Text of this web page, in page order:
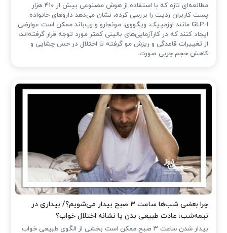
مطالعه‌ای تازه که با استفاده از هوش مصنوعی بیش از ۴۱۰ هزار
پست کاربران ردیت را بررسی کرده، نشان می‌دهد داروهای خانواده
GLP-1 مانند اوزمپیک، ویگووی، مونجارو و زپ‌باند ممکن است عوارضی
ایجاد کنند که در کارآزمایی‌های بالینی کمتر مورد توجه قرار گرفته‌اند؛
از تغییرات قاعدگی و ریزش مو گرفته تا اختلال در حس چشایی و
کاهش حجم چربی صورت.
چرا بعضی شب‌ها ساعت ۳ صبح بیدار می‌شویم؟/ بیداری در
نیمه‌شب؛ عادت طبیعی بدن یا نشانه اختلال خواب؟
بیدار شدن ساعت ۳ صبح ممکن است بخشی از الگوی طبیعی خواب